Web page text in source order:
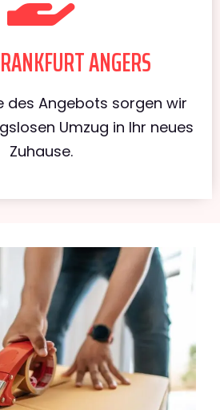
ANGERS
des Angebots sorgen wir
Umzug in Ihr neues
Zuhause.